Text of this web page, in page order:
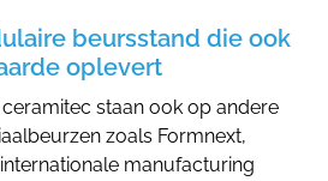
beursstand die ook
oplevert
staan ook op andere
zoals Formnext,
manufacturing